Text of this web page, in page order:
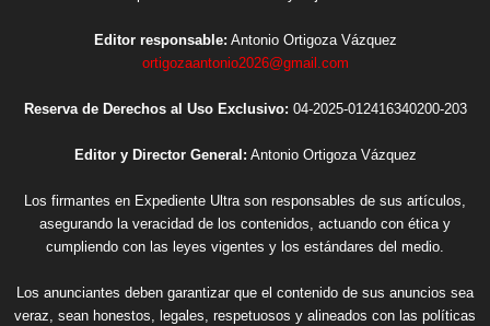
Editor responsable: Antonio Ortigoza Vázquez
ortigozaantonio2026@gmail.com
Reserva de Derechos al Uso Exclusivo: 04-2025-012416340200-203
Editor y Director General: Antonio Ortigoza Vázquez
Los firmantes en Expediente Ultra son responsables de sus artículos,
asegurando la veracidad de los contenidos, actuando con ética y
cumpliendo con las leyes vigentes y los estándares del medio.
Los anunciantes deben garantizar que el contenido de sus anuncios sea
veraz, sean honestos, legales, respetuosos y alineados con las políticas